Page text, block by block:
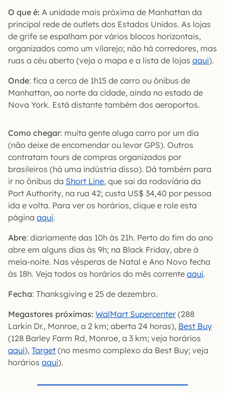
O que é: A unidade mais próxima de Manhattan da
principal rede de outlets dos Estados Unidos. As lojas
de grife se espalham por vários blocos horizontais,
organizados como um vilarejo; não há corredores, mas
ruas a céu aberto (veja o mapa e a lista de lojas aqui).
Onde: fica a cerca de 1h15 de carro ou ônibus de
Manhattan, ao norte da cidade, ainda no estado de
Nova York. Está distante também dos aeroportos.
Como chegar: muita gente aluga carro por um dia
(não deixe de encomendar ou levar GPS). Outros
contratam tours de compras organizados por
brasileiros (há uma indústria disso). Dá também para
ir no ônibus da Short Line, que sai da rodoviária da
Port Authority, na rua 42; custa US$ 34,40 por pessoa
ida e volta. Para ver os horários, clique e role esta
página aqui.
Abre: diariamente das 10h às 21h. Perto do fim do ano
abre em alguns dias às 9h; na Black Friday, abre à
meia-noite. Nas vésperas de Natal e Ano Novo fecha
às 18h. Veja todos os horários do mês corrente aqui.
Fecha: Thanksgiving e 25 de dezembro.
Megastores próximas: WalMart Supercenter (288
Larkin Dr., Monroe, a 2 km; aberta 24 horas), Best Buy
(128 Barley Farm Rd, Monroe, a 3 km; veja horários
aqui), Target (no mesmo complexo da Best Buy; veja
horários aqui).